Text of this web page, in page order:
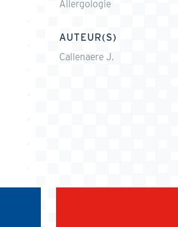
Allergologie
AUTEUR(S)
Callenaere J.